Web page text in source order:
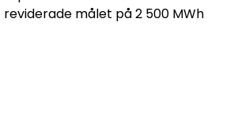
målet på 2 500 MWh